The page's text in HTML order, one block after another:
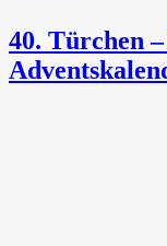
40. Türchen